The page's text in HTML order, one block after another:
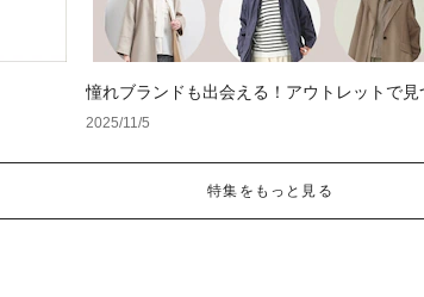
憧れブランドも出会える！アウトレットで見
る名品アウター
2025/11/5
特集をもっと見る